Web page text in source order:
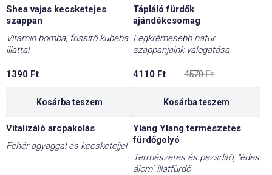
Shea vajas kecsketejes
szappan
Vitamin bomba, frissítő kubeba
illattal
1390 Ft
Kosárba teszem
Tápláló fürdők
ajándékcsomag
Legkrémesebb natúr
szappanjaink válogatása
4570Ft
price
4110 Ft
price
Kosárba teszem
Vitalizáló arcpakolás
Fehér agyaggal és kecsketejjel
Ylang Ylang természetes
fürdőgolyó
Természetes és pezsdítő, "édes
álom" illatfürdő